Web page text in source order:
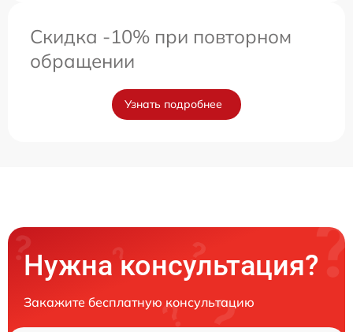
Скидка -10% при повторном
обращении
Узнать подробнее
Нужна консультация?
Закажите бесплатную консультацию